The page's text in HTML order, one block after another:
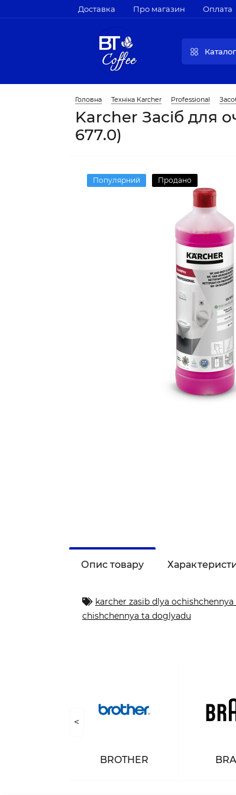
Доставка Про магазин Оплата
Головна Техніка Karcher Professional
Karcher Засіб для
677.0)
Популярний Продано
Опис товару
karcher zasib dlya
chishchennya ta doglyadu
<
BROTHER